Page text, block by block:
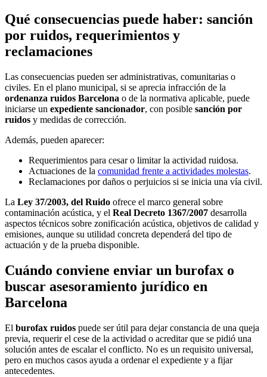
Qué consecuencias puede haber: sanción
por ruidos, requerimientos y
reclamaciones
Las consecuencias pueden ser administrativas, comunitarias o
civiles. En el plano municipal, si se aprecia infracción de la
ordenanza ruidos Barcelona o de la normativa aplicable, puede
iniciarse un expediente sancionador, con posible sanción por
ruidos y medidas de corrección.
Además, pueden aparecer:
Requerimientos para cesar o limitar la actividad ruidosa.
Actuaciones de la comunidad frente a actividades molestas.
Reclamaciones por daños o perjuicios si se inicia una vía civil.
La Ley 37/2003, del Ruido ofrece el marco general sobre
contaminación acústica, y el Real Decreto 1367/2007 desarrolla
aspectos técnicos sobre zonificación acústica, objetivos de calidad y
emisiones, aunque su utilidad concreta dependerá del tipo de
actuación y de la prueba disponible.
Cuándo conviene enviar un burofax o
buscar asesoramiento jurídico en
Barcelona
El burofax ruidos puede ser útil para dejar constancia de una queja
previa, requerir el cese de la actividad o acreditar que se pidió una
solución antes de escalar el conflicto. No es un requisito universal,
pero en muchos casos ayuda a ordenar el expediente y a fijar
antecedentes.